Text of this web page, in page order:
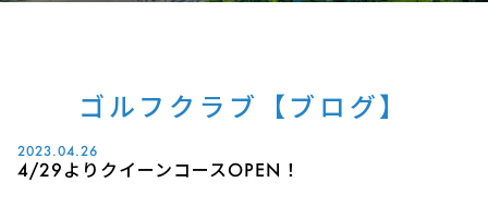
ゴルフクラブ【ブログ】
2023.04.26
4/29よりクイーンコースOPEN！